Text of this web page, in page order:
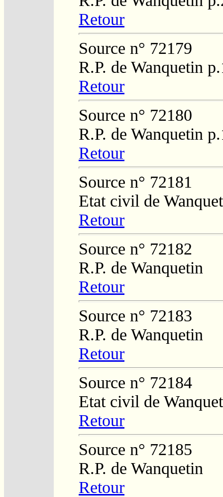
Retour
Source n° 72179
R.P. de Wanquetin
Retour
Source n° 72180
R.P. de Wanquetin
Retour
Source n° 72181
Etat civil de
Retour
Source n° 72182
R.P. de Wanquetin
Retour
Source n° 72183
R.P. de Wanquetin
Retour
Source n° 72184
Etat civil de
Retour
Source n° 72185
R.P. de Wanquetin
Retour